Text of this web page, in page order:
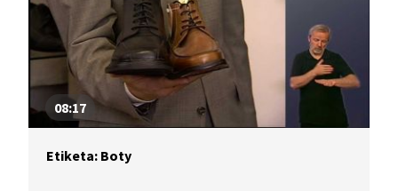
08:17
Etiketa: Boty